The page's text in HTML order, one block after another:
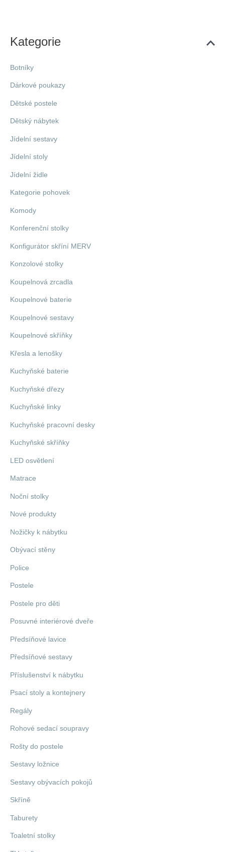
Kategorie
Botníky
Dárkové poukazy
Dětské postele
Dětský nábytek
Jídelní sestavy
Jídelní stoly
Jídelní židle
Kategorie pohovek
Komody
Konferenční stolky
Konfigurátor skříní MERV
Konzolové stolky
Koupelnová zrcadla
Koupelnové baterie
Koupelnové sestavy
Koupelnové skříňky
Křesla a lenošky
Kuchyňské baterie
Kuchyňské dřezy
Kuchyňské linky
Kuchyňské pracovní desky
Kuchyňské skříňky
LED osvětlení
Matrace
Noční stolky
Nové produkty
Nožičky k nábytku
Obývací stěny
Police
Postele
Postele pro děti
Posuvné interiérové dveře
Předsíňové lavice
Předsíňové sestavy
Příslušenství k nábytku
Psací stoly a kontejnery
Regály
Rohové sedací soupravy
Rošty do postele
Sestavy ložnice
Sestavy obývacích pokojů
Skříně
Taburety
Toaletní stolky